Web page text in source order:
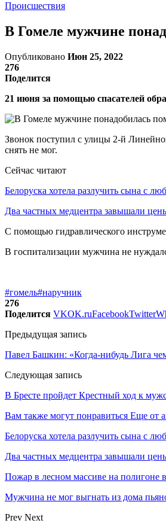
Происшествия
В Гомеле мужчине
Опубликовано Июн 25, 2022
276
Поделится
21 июня за помощью спасателей
Звонок поступил с улицы 2-й
снять не мог.
Сейчас читают
Белоруска хотела разлучить сына с
Два частных медцентра завышали
С помощью гидравлического
В госпитализации мужчина не
#гомель#наручник
276
Поделится VKOK.ruFacebookTwitter
Предыдущая запись
Павел Башкин: «Когда-нибудь Лига
Следующая запись
В Бресте пройдет Крестный ход к
Вам также могут понравиться Еще от
Белоруска хотела разлучить сына с
Два частных медцентра завышали
Пожар в лесном массиве на полигоне
Мужчина не мог выгнать из дома
Prev Next